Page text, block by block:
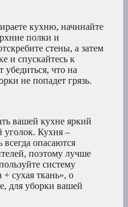
кухню, начинайте
полки и
стены, а затем
и спускайтесь к
что на
не попадет грязь.
вашей кухне яркий
Кухня –
всегда опасаются
поэтому лучше
систему
сухая ткань», о
для уборки вашей